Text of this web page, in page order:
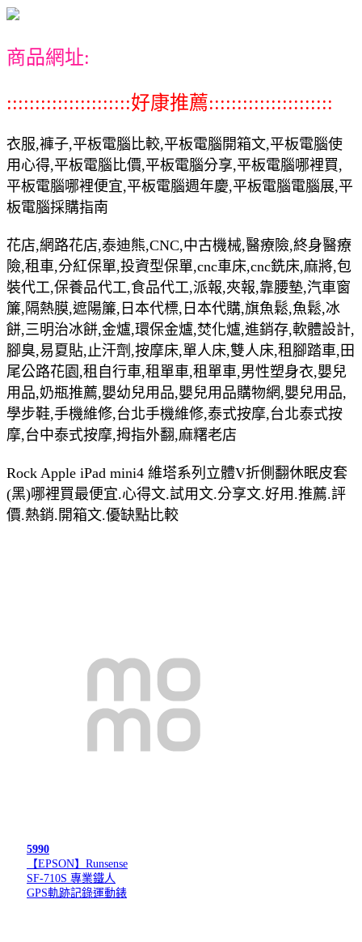
商品網址:
::::::::::::::::::::::好康推薦::::::::::::::::::::::
衣服,褲子,平板電腦比較,平板電腦開箱文,平板電腦使
用心得,平板電腦比價,平板電腦分享,平板電腦哪裡買,
平板電腦哪裡便宜,平板電腦週年慶,平板電腦電腦展,平
板電腦採購指南
花店,網路花店,泰迪熊,CNC,中古機械,醫療險,終身醫療
險,租車,分紅保單,投資型保單,cnc車床,cnc銑床,麻將,包
裝代工,保養品代工,食品代工,派報,夾報,靠腰墊,汽車窗
簾,隔熱膜,遮陽簾,日本代標,日本代購,旗魚鬆,魚鬆,冰
餅,三明治冰餅,金爐,環保金爐,焚化爐,進銷存,軟體設計,
腳臭,易夏貼,止汗劑,按摩床,單人床,雙人床,租腳踏車,田
尾公路花園,租自行車,租單車,租單車,男性塑身衣,嬰兒
用品,奶瓶推薦,嬰幼兒用品,嬰兒用品購物網,嬰兒用品,
學步鞋,手機維修,台北手機維修,泰式按摩,台北泰式按
摩,台中泰式按摩,拇指外翻,麻糬老店
Rock Apple iPad mini4 維塔系列立體V折側翻休眠皮套
(黑)哪裡買最便宜.心得文.試用文.分享文.好用.推薦.評
價.熱銷.開箱文.優缺點比較
5990
【EPSON】Runsense
SF-710S 專業鐵人
GPS軌跡記錄運動錶